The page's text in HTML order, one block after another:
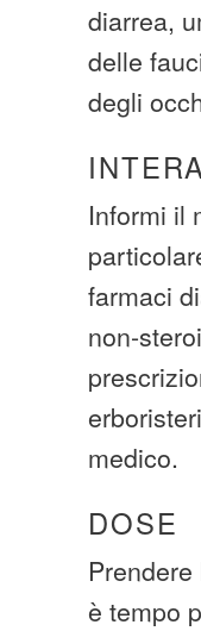
diarrea,
delle
degli
Informi il
farmaci
non-
medico.
DOSE
è tempo